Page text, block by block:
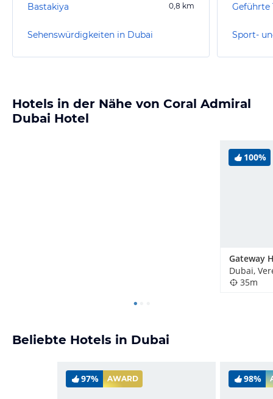
Bastakiya 0,8 km
Sehenswürdigkeiten in Dubai
Geführte
Sport-
Hotels in der Nähe von Coral Admiral
Dubai Hotel
100%
Gateway
35m
Beliebte Hotels in Dubai
97% AWARD 98%